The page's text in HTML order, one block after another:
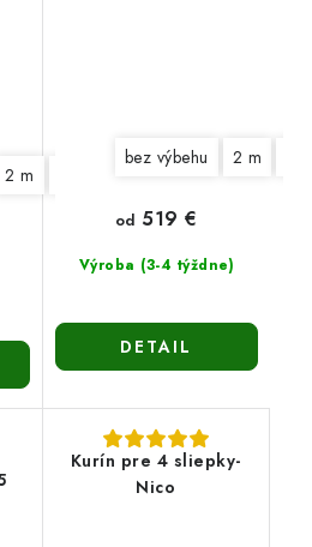
2 m
bez výbehu 2 m
Výroba (3-4 týždne)
od 519 €
DETAIL
Kurín pre 4 sliepky-
Nico